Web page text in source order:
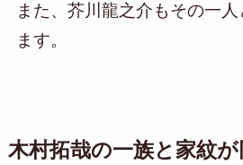
また、芥川龍之介もその一
ます。
木村拓哉の一族と家紋